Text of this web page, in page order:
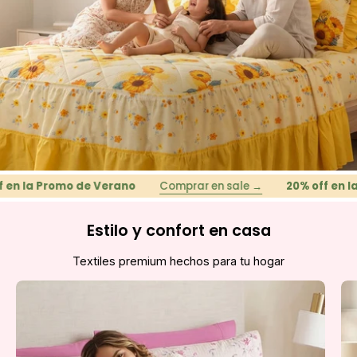
Promo de Verano Comprar en sale → 20% off en la
Estilo y confort en casa
Textiles premium hechos para tu hogar